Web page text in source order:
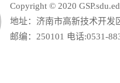
Copyright © 2020
地址：济南市高新技术开发
邮编：250101 电话:0531-